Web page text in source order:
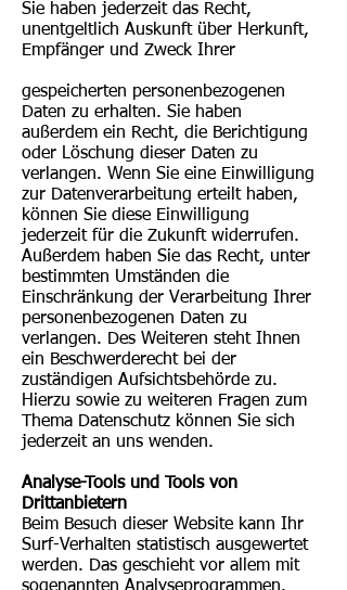
Sie haben jederzeit das Recht,
unentgeltlich Auskunft über Herkunft,
Empfänger und Zweck Ihrer
gespeicherten personenbezogenen
Daten zu erhalten. Sie haben
außerdem ein Recht, die Berichtigung
oder Löschung dieser Daten zu
verlangen. Wenn Sie eine Einwilligung
zur Datenverarbeitung erteilt haben,
können Sie diese Einwilligung
jederzeit für die Zukunft widerrufen.
Außerdem haben Sie das Recht, unter
bestimmten Umständen die
Einschränkung der Verarbeitung Ihrer
personenbezogenen Daten zu
verlangen. Des Weiteren steht Ihnen
ein Beschwerderecht bei der
zuständigen Aufsichtsbehörde zu.
Hierzu sowie zu weiteren Fragen zum
Thema Datenschutz können Sie sich
jederzeit an uns wenden.
Analyse-Tools und Tools von
Drittanbietern
Beim Besuch dieser Website kann Ihr
Surf-Verhalten statistisch ausgewertet
werden. Das geschieht vor allem mit